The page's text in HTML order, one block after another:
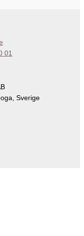
01
Sverige